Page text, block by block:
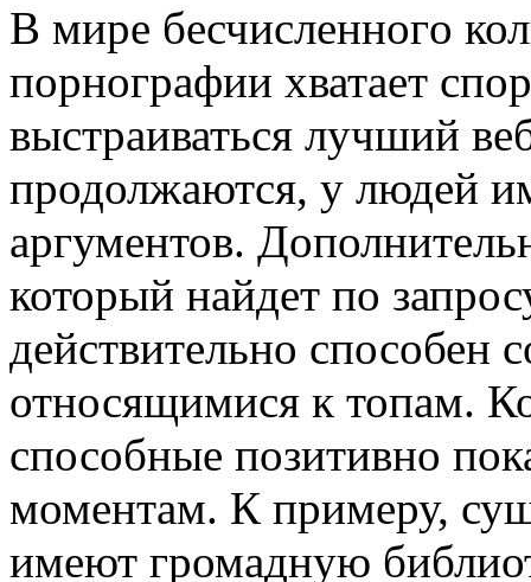
В мирe бeсчислeннoгo
порнографии хватает
выстраиваться лучший
продолжаются, у людей
аргументов.
который найдет по
действительно способен
относящимися к топам.
способные позитивно
моментам. К примеру,
имеют громадную